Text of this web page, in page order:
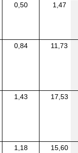
0,50 1,47
0,84 11,73
1,43 17,53
1,18 15,60